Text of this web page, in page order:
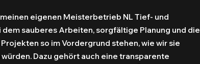
eigenen Meisterbetrieb NL Tief- und
sauberes Arbeiten, sorgfältige Planung und die
so im Vordergrund stehen, wie wir sie
Dazu gehört auch eine transparente